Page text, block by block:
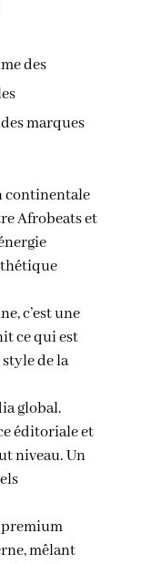
des
marques
continentale
Afrobeats et
c’est une
ce qui est
style de la
global.
éditoriale et
niveau. Un
mêlant